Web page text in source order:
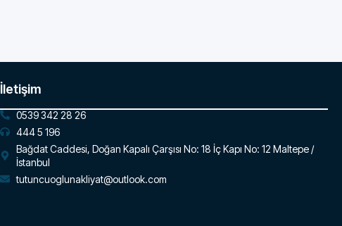
İletişim
0539 342 28 26
444 5 196
Bağdat Caddesi, Doğan Kapalı Çarşısı No: 18 İç Kapı No: 12 Maltepe /
İstanbul
tutuncuoglunakliyat@outlook.com